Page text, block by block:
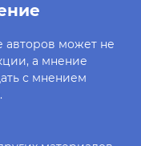
авторов может не
а мнение
с мнением